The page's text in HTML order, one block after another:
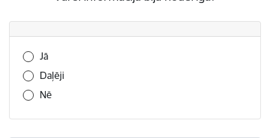
Vai šī informācija bija noderīga?
Jā
Daļēji
Nē